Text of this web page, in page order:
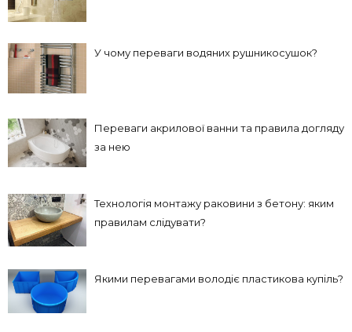
У чому переваги водяних рушникосушок?
Переваги акрилової ванни та правила догляду
за нею
Технологія монтажу раковини з бетону: яким
правилам слідувати?
Якими перевагами володіє пластикова купіль?